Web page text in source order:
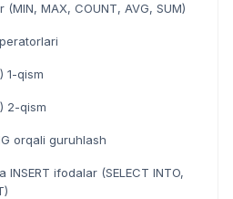
MAX, COUNT, AVG, SUM)
1-qism
2-qism
orqali guruhlash
INSERT ifodalar (SELECT INTO,